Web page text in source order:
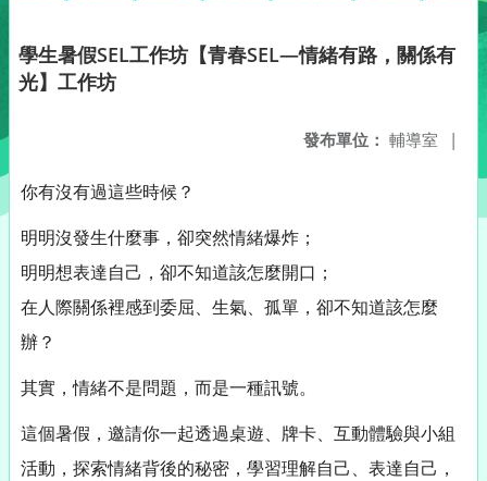
學生暑假SEL工作坊【青春SEL—情緒有路，關係有
光】工作坊
發布單位： 輔導室 |
你有沒有過這些時候？
明明沒發生什麼事，卻突然情緒爆炸；
明明想表達自己，卻不知道該怎麼開口；
在人際關係裡感到委屈、生氣、孤單，卻不知道該怎麼
辦？
其實，情緒不是問題，而是一種訊號。
這個暑假，邀請你一起透過桌遊、牌卡、互動體驗與小組
活動，探索情緒背後的秘密，學習理解自己、表達自己，